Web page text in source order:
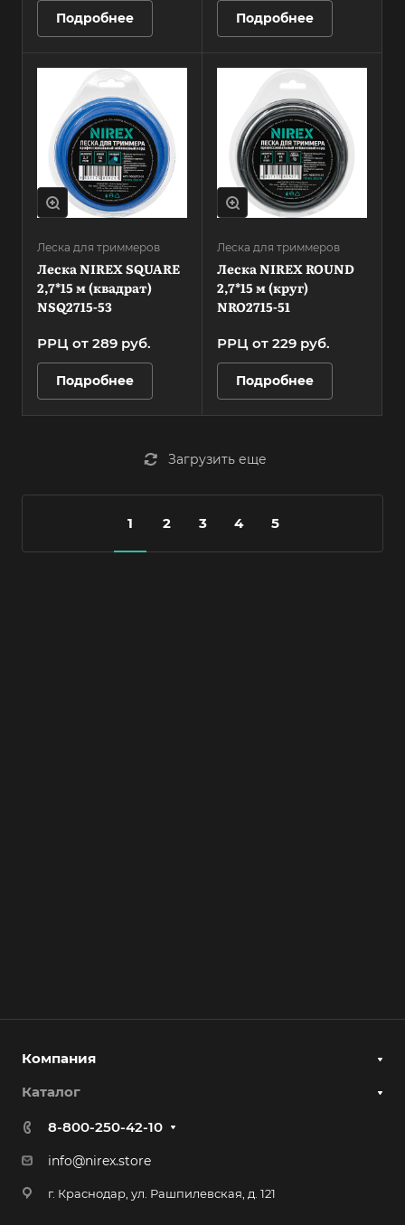
Подробнее Подробнее
Леска для триммеров
Леска NIREX SQUARE
2,7*15 м (квадрат)
NSQ2715-53
РРЦ от 289 руб.
Подробнее
Леска для триммеров
Леска NIREX ROUND
2,7*15 м (круг)
NRO2715-51
РРЦ от 229 руб.
Подробнее
Загрузить еще
1 2 3 4 5
Компания
Каталог
8-800-250-42-10
info@nirex.store
г. Краснодар, ул. Рашпилевская, д. 121